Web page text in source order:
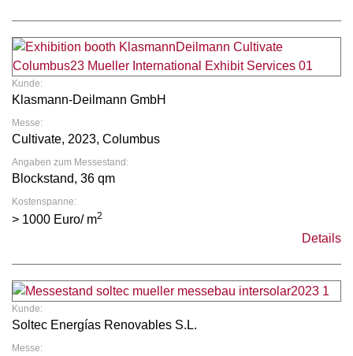
Kunde:
Klasmann-Deilmann GmbH
Messe:
Cultivate, 2023, Columbus
Angaben zum Messestand:
Blockstand, 36 qm
Kostenspanne:
> 1000 Euro/ m2
Details
Kunde:
Soltec Energías Renovables S.L.
Messe: